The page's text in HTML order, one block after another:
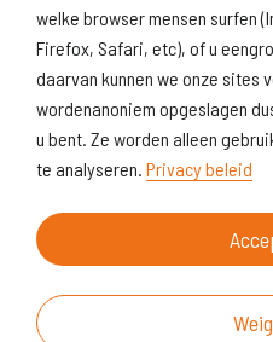
welke browser mensen surfen
Firefox, Safari, etc), of u
daarvan kunnen we onze sites
wordenanoniem opgeslagen
u bent. Ze worden alleen
te analyseren. Privacy beleid